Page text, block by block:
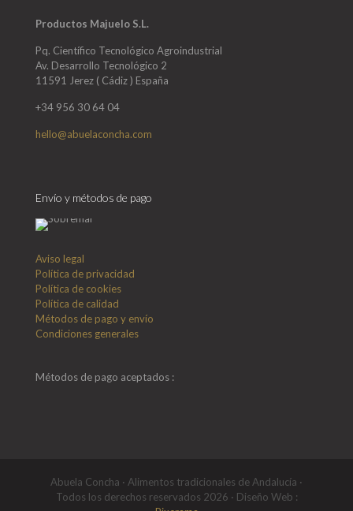
Productos Majuelo S.L.
Pq. Científico Tecnológico Agroindustrial
Av. Desarrollo Tecnológico 2
11591 Jerez ( Cádiz ) España
+34 956 30 64 04
hello@abuelaconcha.com
Envío y métodos de pago
Aviso legal
Política de privacidad
Política de cookies
Política de calidad
Métodos de pago y envío
Condiciones generales
Métodos de pago aceptados :
Abuela Concha · Alimentos tradicionales de Andalucía ·
Todos los derechos reservados 2026 · Diseño Web :